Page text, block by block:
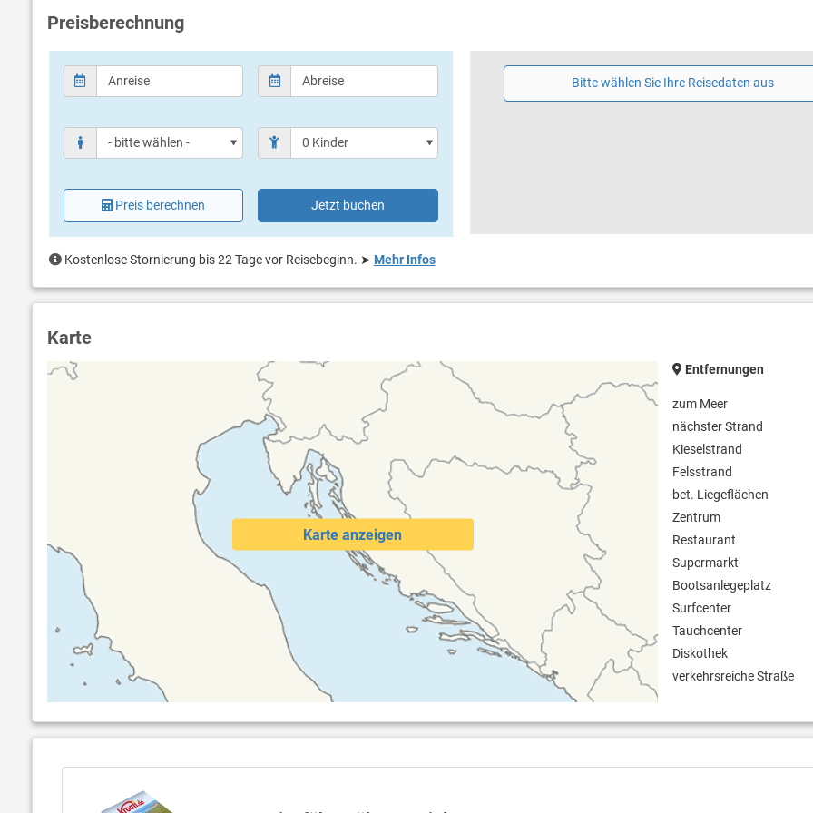
Preisberechnung
Preis berechnen Jetzt buchen
Kostenlose Stornierung bis 22 Tage vor Reisebeginn. ➤ Mehr Infos
Bitte wählen Sie Ihre Reisedaten aus
Karte
Karte anzeigen
Entfernungen
zum Meer
nächster Strand
Kieselstrand
Felsstrand
bet. Liegeflächen
Zentrum
Restaurant
Supermarkt
Bootsanlegeplatz
Surfcenter
Tauchcenter
Diskothek
verkehrsreiche Straße